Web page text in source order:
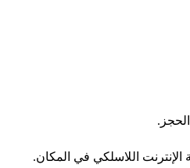
اللاسلكي في المكان.